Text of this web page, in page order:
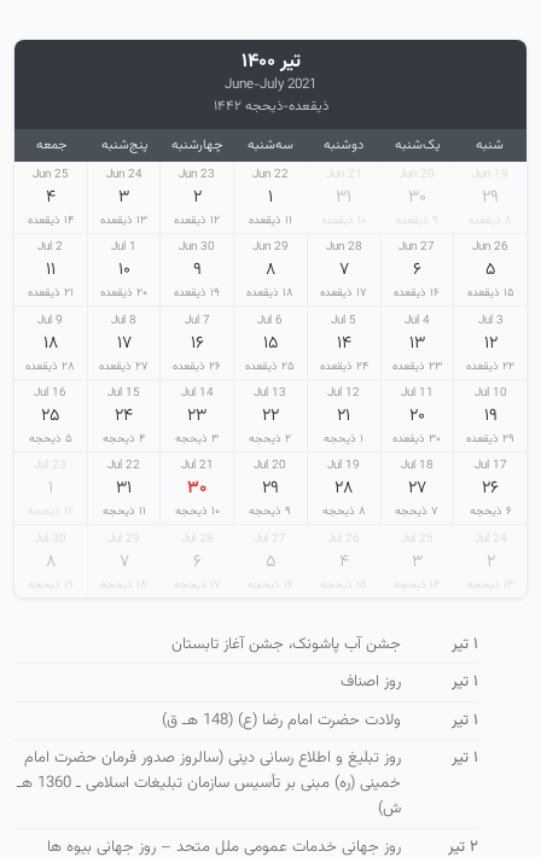
تیر ۱۴۰۰
June-July 2021
ذیقعده-ذیحجه ۱۴۴۲
شنبه یک‌شنبه دوشنبه سه‌شنبه چهارشنبه پنج‌شنبه جمعه
19 Jun
۲۹
۸ ذیقعده
20 Jun
۳۰
۹ ذیقعده
21 Jun
۳۱
۱۰ ذیقعده
22 Jun
۱
۱۱ ذیقعده
23 Jun
۲
۱۲ ذیقعده
24 Jun
۳
۱۳ ذیقعده
25 Jun
۴
۱۴ ذیقعده
26 Jun
۵
۱۵ ذیقعده
27 Jun
۶
۱۶ ذیقعده
28 Jun
۷
۱۷ ذیقعده
29 Jun
۸
۱۸ ذیقعده
30 Jun
۹
۱۹ ذیقعده
1 Jul
۱۰
۲۰ ذیقعده
2 Jul
۱۱
۲۱ ذیقعده
3 Jul
۱۲
۲۲ ذیقعده
4 Jul
۱۳
۲۳ ذیقعده
5 Jul
۱۴
۲۴ ذیقعده
6 Jul
۱۵
۲۵ ذیقعده
7 Jul
۱۶
۲۶ ذیقعده
8 Jul
۱۷
۲۷ ذیقعده
9 Jul
۱۸
۲۸ ذیقعده
10 Jul
۱۹
۲۹ ذیقعده
11 Jul
۲۰
۳۰ ذیقعده
12 Jul
۲۱
۱ ذیحجه
13 Jul
۲۲
۲ ذیحجه
14 Jul
۲۳
۳ ذیحجه
15 Jul
۲۴
۴ ذیحجه
16 Jul
۲۵
۵ ذیحجه
17 Jul
۲۶
۶ ذیحجه
18 Jul
۲۷
۷ ذیحجه
19 Jul
۲۸
۸ ذیحجه
20 Jul
۲۹
۹ ذیحجه
21 Jul
۳۰
۱۰ ذیحجه
22 Jul
۳۱
۱۱ ذیحجه
23 Jul
۱
۱۲ ذیحجه
24 Jul
۲
۱۳ ذیحجه
25 Jul
۳
۱۴ ذیحجه
26 Jul
۴
۱۵ ذیحجه
27 Jul
۵
۱۶ ذیحجه
28 Jul
۶
۱۷ ذیحجه
29 Jul
۷
۱۸ ذیحجه
30 Jul
۸
۱۹ ذیحجه
۱ تیر
جشن آب پاشونک، جشن آغاز تابستان
۱ تیر
روز اصناف
۱ تیر
ولادت حضرت امام رضا (ع) (148 هـ ق)
۱ تیر
روز تبلیغ و اطلاع رسانی دینی (سالروز صدور فرمان حضرت امام
خمینی (ره) مبنی بر تأسیس سازمان تبلیغات اسلامی ـ 1360 هـ
ش)
۲ تیر
روز جهانی خدمات عمومی ملل متحد – روز جهانی بیوه ها